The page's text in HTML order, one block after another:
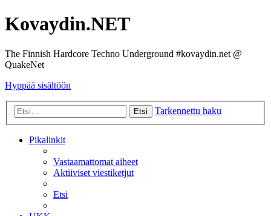
Kovaydin.NET
The Finnish Hardcore Techno Underground #kovaydin.net @
QuakeNet
Hyppää sisältöön
Etsi Tarkennettu haku
Pikalinkit
Vastaamattomat aiheet
Aktiiviset viestiketjut
Etsi